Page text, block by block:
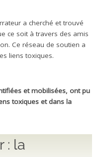
a cherché et trouvé
ce soit à travers des amis
Ce réseau de soutien a
liens toxiques.
et mobilisées, ont pu
toxiques et dans la
: la